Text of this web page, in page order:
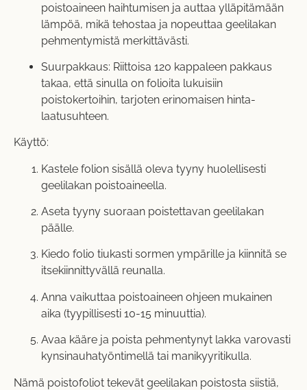
poistoaineen haihtumisen ja auttaa ylläpitämään
lämpöä, mikä tehostaa ja nopeuttaa geelilakan
pehmentymistä merkittävästi.
Suurpakkaus: Riittoisa 120 kappaleen pakkaus
takaa, että sinulla on folioita lukuisiin
poistokertoihin, tarjoten erinomaisen hinta-
laatusuhteen.
Käyttö:
Kastele folion sisällä oleva tyyny huolellisesti
geelilakan poistoaineella.
Aseta tyyny suoraan poistettavan geelilakan
päälle.
Kiedo folio tiukasti sormen ympärille ja kiinnitä se
itsekiinnittyvällä reunalla.
Anna vaikuttaa poistoaineen ohjeen mukainen
aika (tyypillisesti 10-15 minuuttia).
Avaa kääre ja poista pehmentynyt lakka varovasti
kynsinauhatyöntimellä tai manikyyritikulla.
Nämä poistofoliot tekevät geelilakan poistosta siistiä,